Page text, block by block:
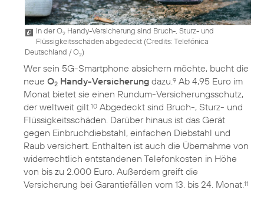
In der O2 Handy-Versicherung sind Bruch-, Sturz- und
Flüssigkeitsschäden abgedeckt (Credits: Telefónica
Deutschland / O2)
Wer sein 5G-Smartphone absichern möchte, bucht die
neue O2 Handy-Versicherung dazu. 9 Ab 4,95 Euro im
Monat bietet sie einen Rundum-Versicherungsschutz,
der weltweit gilt. 10 Abgedeckt sind Bruch-, Sturz- und
Flüssigkeitsschäden. Darüber hinaus ist das Gerät
gegen Einbruchdiebstahl, einfachen Diebstahl und
Raub versichert. Enthalten ist auch die Übernahme von
widerrechtlich entstandenen Telefonkosten in Höhe
von bis zu 2.000 Euro. Außerdem greift die
Versicherung bei Garantiefällen vom 13. bis 24. Monat. 11